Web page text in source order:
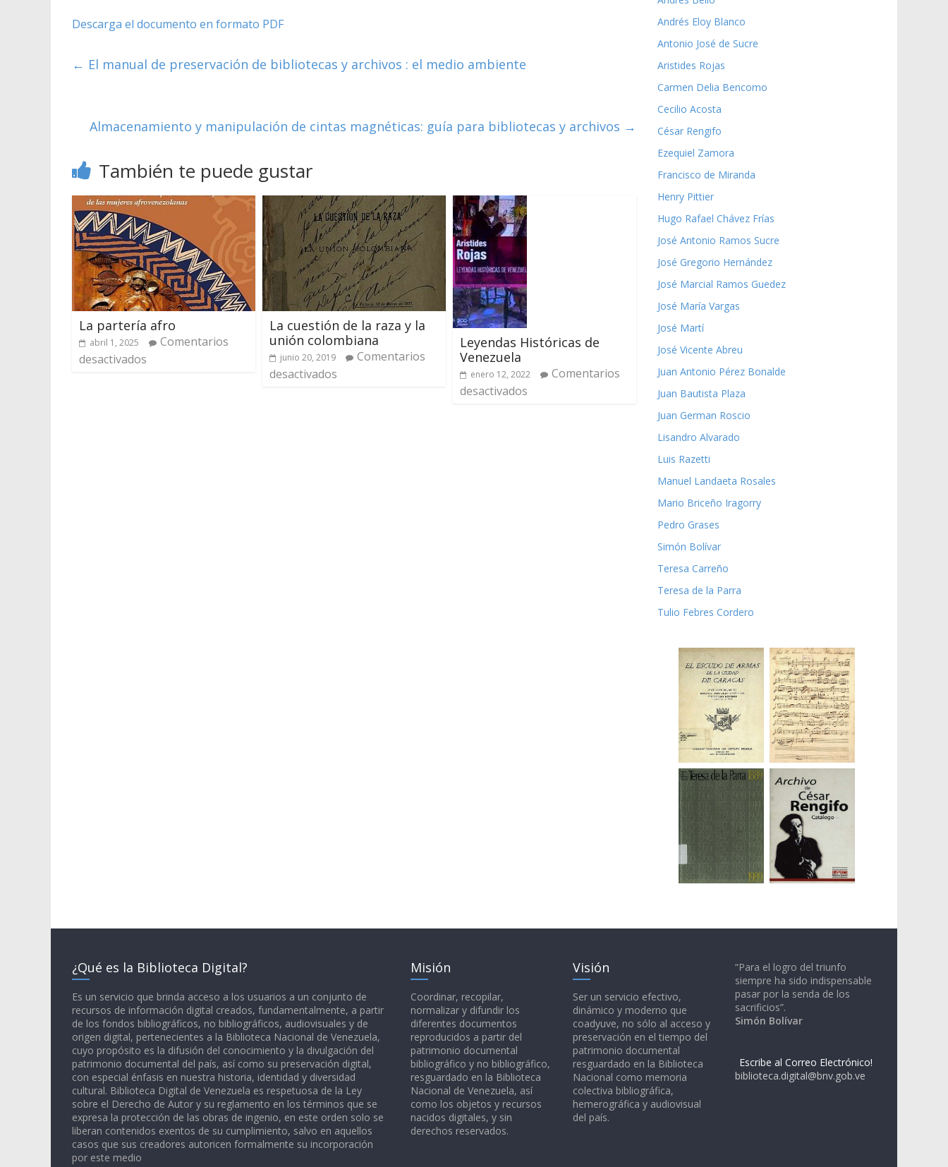
Descarga el documento en formato PDF
← El manual de preservación de bibliotecas y archivos : el medio ambiente
Almacenamiento y manipulación de cintas magnéticas: guía para bibliotecas y archivos →
También te puede gustar
La partería afro
abril 1, 2025
Comentarios
desactivados
La cuestión de la raza y la
unión colombiana
junio 20, 2019
Comentarios
desactivados
Leyendas Históricas de
Venezuela
enero 12, 2022
Comentarios
desactivados
Andrés Eloy Blanco
Antonio José de Sucre
Aristides Rojas
Carmen Delia Bencomo
Cecilio Acosta
César Rengifo
Ezequiel Zamora
Francisco de Miranda
Henry Pittier
Hugo Rafael Chávez Frías
José Antonio Ramos Sucre
José Gregorio Hernández
José Marcial Ramos Guedez
José María Vargas
José Martí
José Vicente Abreu
Juan Antonio Pérez Bonalde
Juan Bautista Plaza
Juan German Roscio
Lisandro Alvarado
Luis Razetti
Manuel Landaeta Rosales
Mario Briceño Iragorry
Pedro Grases
Simón Bolívar
Teresa Carreño
Teresa de la Parra
Tulio Febres Cordero
¿Qué es la Biblioteca Digital?
Es un servicio que brinda acceso a los usuarios a un conjunto de
recursos de información digital creados, fundamentalmente, a partir
de los fondos bibliográficos, no bibliográficos, audiovisuales y de
origen digital, pertenecientes a la Biblioteca Nacional de Venezuela,
cuyo propósito es la difusión del conocimiento y la divulgación del
patrimonio documental del país, así como su preservación digital,
con especial énfasis en nuestra historia, identidad y diversidad
cultural. Biblioteca Digital de Venezuela es respetuosa de la Ley
sobre el Derecho de Autor y su reglamento en los términos que se
expresa la protección de las obras de ingenio, en este orden solo se
liberan contenidos exentos de su cumplimiento, salvo en aquellos
casos que sus creadores autoricen formalmente su incorporación
por este medio
Misión
Coordinar, recopilar,
normalizar y difundir los
diferentes documentos
reproducidos a partir del
patrimonio documental
bibliográfico y no bibliográfico,
resguardado en la Biblioteca
Nacional de Venezuela, así
como los objetos y recursos
nacidos digitales, y sin
derechos reservados.
Visión
Ser un servicio efectivo,
dinámico y moderno que
coadyuve, no sólo al acceso y
preservación en el tiempo del
patrimonio documental
resguardado en la Biblioteca
Nacional como memoria
colectiva bibliográfica,
hemerográfica y audiovisual
del país.
“Para el logro del triunfo
siempre ha sido indispensable
pasar por la senda de los
sacrificios”.
Simón Bolívar
Escribe al Correo Electrónico!
biblioteca.digital@bnv.gob.ve